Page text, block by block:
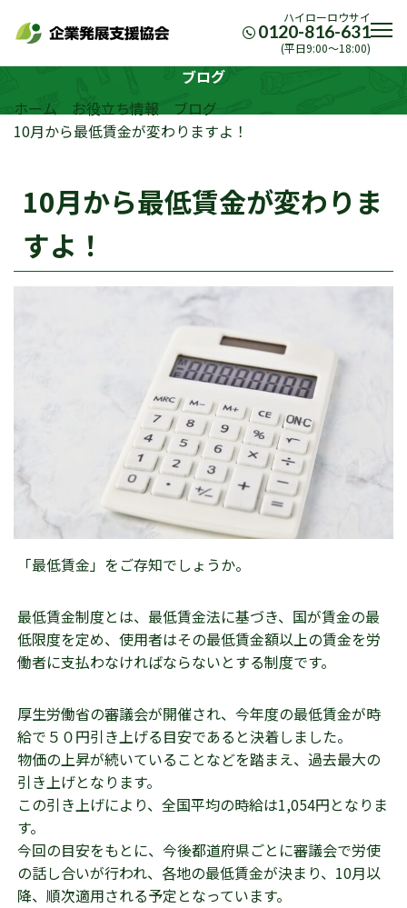
ハイローロウサイ
0120-816-631
(平日9:00〜18:00)
ブログ
ホーム
お役立ち情報
ブログ
10月から最低賃金が変わりますよ！
10月から最低賃金が変わりま
すよ！
「最低賃金」をご存知でしょうか。
最低賃金制度とは、最低賃金法に基づき、国が賃金の最
低限度を定め、使用者はその最低賃金額以上の賃金を労
働者に支払わなければならないとする制度です。
厚生労働省の審議会が開催され、今年度の最低賃金が時
給で５０円引き上げる目安であると決着しました。
物価の上昇が続いていることなどを踏まえ、過去最大の
引き上げとなります。
この引き上げにより、全国平均の時給は1,054円となりま
す。
今回の目安をもとに、今後都道府県ごとに審議会で労使
の話し合いが行われ、各地の最低賃金が決まり、10月以
降、順次適用される予定となっています。